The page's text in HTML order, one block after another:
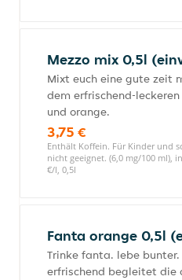
Mezzo mix 0,5l
Mixt euch eine gute zeit
dem erfrischend-
und orange.
3,75 €
Enthält Koffein. Für Kinder und
nicht geeignet. (6,0 mg/100 ml),
€/l, 0,5l
Fanta orange 0,5l
Trinke fanta. lebe
erfrischend begleitet die